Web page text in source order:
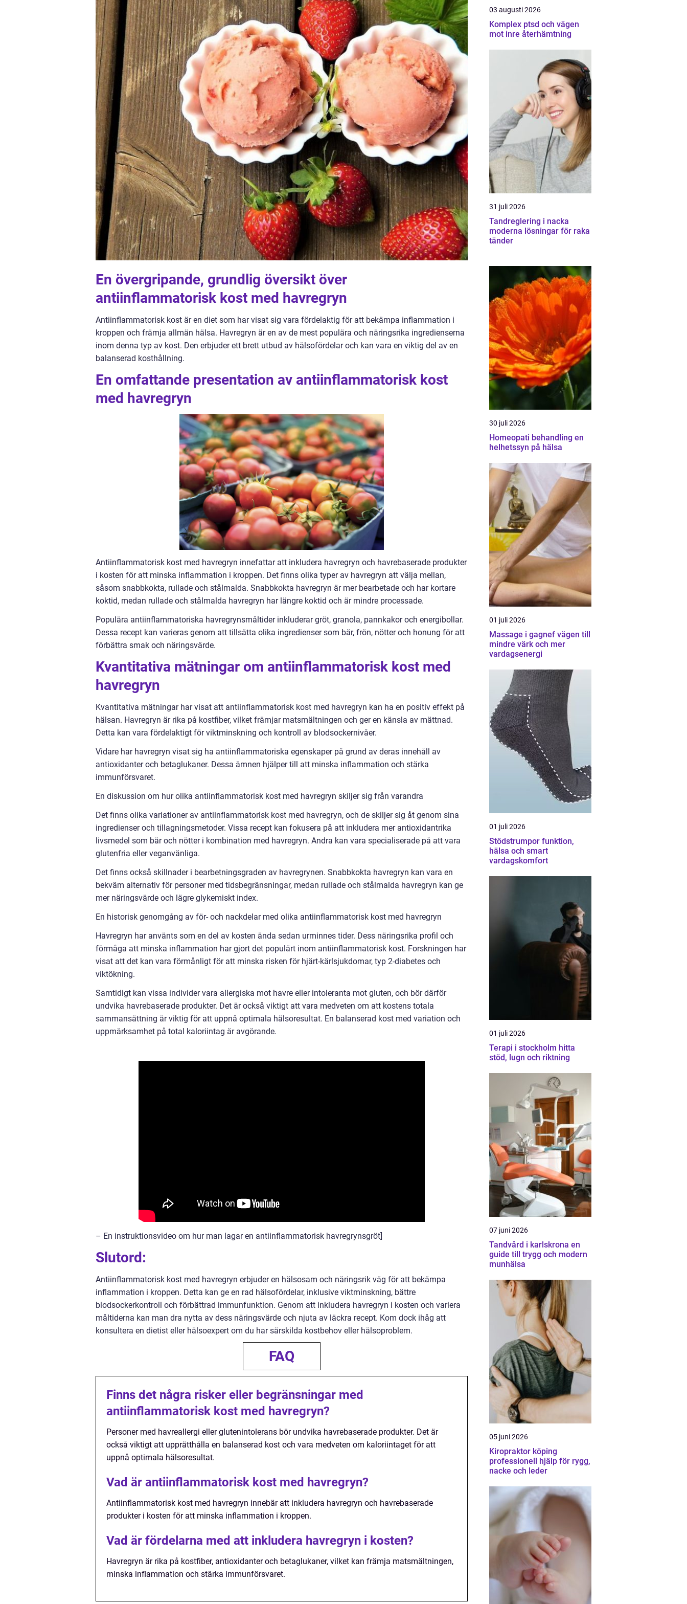
En övergripande, grundlig översikt över
antiinflammatorisk kost med havregryn
Antiinflammatorisk kost är en diet som har visat sig vara fördelaktig för att bekämpa inflammation i
kroppen och främja allmän hälsa. Havregryn är en av de mest populära och näringsrika ingredienserna
inom denna typ av kost. Den erbjuder ett brett utbud av hälsofördelar och kan vara en viktig del av en
balanserad kosthållning.
En omfattande presentation av antiinflammatorisk kost
med havregryn
Antiinflammatorisk kost med havregryn innefattar att inkludera havregryn och havrebaserade produkter
i kosten för att minska inflammation i kroppen. Det finns olika typer av havregryn att välja mellan,
såsom snabbkokta, rullade och stålmalda. Snabbkokta havregryn är mer bearbetade och har kortare
koktid, medan rullade och stålmalda havregryn har längre koktid och är mindre processade.
Populära antiinflammatoriska havregrynsmåltider inkluderar gröt, granola, pannkakor och energibollar.
Dessa recept kan varieras genom att tillsätta olika ingredienser som bär, frön, nötter och honung för att
förbättra smak och näringsvärde.
Kvantitativa mätningar om antiinflammatorisk kost med
havregryn
Kvantitativa mätningar har visat att antiinflammatorisk kost med havregryn kan ha en positiv effekt på
hälsan. Havregryn är rika på kostfiber, vilket främjar matsmältningen och ger en känsla av mättnad.
Detta kan vara fördelaktigt för viktminskning och kontroll av blodsockernivåer.
Vidare har havregryn visat sig ha antiinflammatoriska egenskaper på grund av deras innehåll av
antioxidanter och betaglukaner. Dessa ämnen hjälper till att minska inflammation och stärka
immunförsvaret.
En diskussion om hur olika antiinflammatorisk kost med havregryn skiljer sig från varandra
Det finns olika variationer av antiinflammatorisk kost med havregryn, och de skiljer sig åt genom sina
ingredienser och tillagningsmetoder. Vissa recept kan fokusera på att inkludera mer antioxidantrika
livsmedel som bär och nötter i kombination med havregryn. Andra kan vara specialiserade på att vara
glutenfria eller veganvänliga.
Det finns också skillnader i bearbetningsgraden av havregrynen. Snabbkokta havregryn kan vara en
bekväm alternativ för personer med tidsbegränsningar, medan rullade och stålmalda havregryn kan ge
mer näringsvärde och lägre glykemiskt index.
En historisk genomgång av för- och nackdelar med olika antiinflammatorisk kost med havregryn
Havregryn har använts som en del av kosten ända sedan urminnes tider. Dess näringsrika profil och
förmåga att minska inflammation har gjort det populärt inom antiinflammatorisk kost. Forskningen har
visat att det kan vara förmånligt för att minska risken för hjärt-kärlsjukdomar, typ 2-diabetes och
viktökning.
Samtidigt kan vissa individer vara allergiska mot havre eller intoleranta mot gluten, och bör därför
undvika havrebaserade produkter. Det är också viktigt att vara medveten om att kostens totala
sammansättning är viktig för att uppnå optimala hälsoresultat. En balanserad kost med variation och
uppmärksamhet på total kaloriintag är avgörande.
– En instruktionsvideo om hur man lagar en antiinflammatorisk havregrynsgröt]
Slutord:
Antiinflammatorisk kost med havregryn erbjuder en hälsosam och näringsrik väg för att bekämpa
inflammation i kroppen. Detta kan ge en rad hälsofördelar, inklusive viktminskning, bättre
blodsockerkontroll och förbättrad immunfunktion. Genom att inkludera havregryn i kosten och variera
måltiderna kan man dra nytta av dess näringsvärde och njuta av läckra recept. Kom dock ihåg att
konsultera en dietist eller hälsoexpert om du har särskilda kostbehov eller hälsoproblem.
FAQ
Finns det några risker eller begränsningar med
antiinflammatorisk kost med havregryn?
Personer med havreallergi eller glutenintolerans bör undvika havrebaserade produkter. Det är
också viktigt att upprätthålla en balanserad kost och vara medveten om kaloriintaget för att
uppnå optimala hälsoresultat.
Vad är antiinflammatorisk kost med havregryn?
Antiinflammatorisk kost med havregryn innebär att inkludera havregryn och havrebaserade
produkter i kosten för att minska inflammation i kroppen.
Vad är fördelarna med att inkludera havregryn i kosten?
Havregryn är rika på kostfiber, antioxidanter och betaglukaner, vilket kan främja matsmältningen,
minska inflammation och stärka immunförsvaret.
03 augusti 2026
Komplex ptsd och vägen
mot inre återhämtning
31 juli 2026
Tandreglering i nacka
moderna lösningar för raka
tänder
30 juli 2026
Homeopati behandling en
helhetssyn på hälsa
01 juli 2026
Massage i gagnef vägen till
mindre värk och mer
vardagsenergi
01 juli 2026
Stödstrumpor funktion,
hälsa och smart
vardagskomfort
01 juli 2026
Terapi i stockholm hitta
stöd, lugn och riktning
07 juni 2026
Tandvård i karlskrona en
guide till trygg och modern
munhälsa
05 juni 2026
Kiropraktor köping
professionell hjälp för rygg,
nacke och leder